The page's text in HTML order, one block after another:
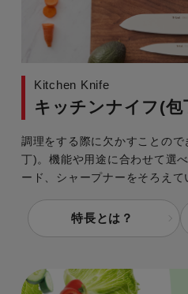
キッチンナイフ(包
Kitchen Knife
調理をする際に欠かすことの
丁)。機能や用途に合わせて選
ード、シャープナーをそろえて
特長とは？